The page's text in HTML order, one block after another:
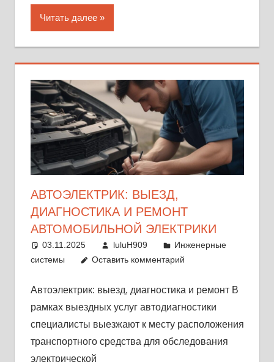
Читать далее
АВТОЭЛЕКТРИК: ВЫЕЗД,
ДИАГНОСТИКА И РЕМОНТ
АВТОМОБИЛЬНОЙ ЭЛЕКТРИКИ
03.11.2025 luluH909
Инженерные
системы
Оставить комментарий
Автоэлектрик: выезд, диагностика и ремонт В
рамках выездных услуг автодиагностики
специалисты выезжают к месту расположения
транспортного средства для обследования
электрической